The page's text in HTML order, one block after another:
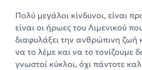
Πολύ μεγάλοι κίνδυνοι, είναι
είναι οι ήρωες του Λιμενικού
διαφυλάξει την ανθρώπινη ζωή
να το λέμε και να το τονίζουμε
γνωστοί κύκλοι, όχι πάντοτε